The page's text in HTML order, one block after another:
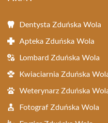
Dentysta Zduńska Wola
Apteka Zduńska Wola
Lombard Zduńska Wola
Kwiaciarnia Zduńska
Weterynarz Zduńska
Fotograf Zduńska Wola